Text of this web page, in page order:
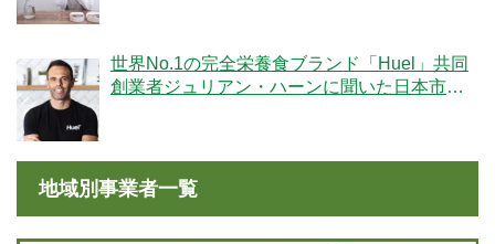
世界No.1の完全栄養食ブランド「Huel」共同
創業者ジュリアン・ハーンに聞いた日本市場
地域別事業者一覧